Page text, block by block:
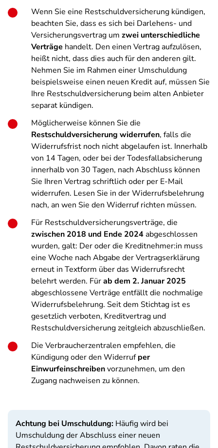
Wenn Sie eine Restschuldversicherung kündigen,
beachten Sie, dass es sich bei Darlehens- und
Versicherungsvertrag um zwei unterschiedliche
Verträge handelt. Den einen Vertrag aufzulösen,
heißt nicht, dass dies auch für den anderen gilt.
Nehmen Sie im Rahmen einer Umschuldung
beispielsweise einen neuen Kredit auf, müssen Sie
Ihre Restschuldversicherung beim alten Anbieter
separat kündigen.
Möglicherweise können Sie die
Restschuldversicherung widerrufen, falls die
Widerrufsfrist noch nicht abgelaufen ist. Innerhalb
von 14 Tagen, oder bei der Todesfallabsicherung
innerhalb von 30 Tagen, nach Abschluss können
Sie Ihren Vertrag schriftlich oder per E-Mail
widerrufen. Lesen Sie in der Widerrufsbelehrung
nach, an wen Sie den Widerruf richten müssen.
Für Restschuldversicherungsverträge, die
zwischen 2018 und Ende 2024abgeschlossen
wurden, galt: Der oder die Kreditnehmer:in muss
eine Woche nach Abgabe der Vertragserklärung
erneut in Textform über das Widerrufsrecht
belehrt werden. Fürab dem 2. Januar 2025
abgeschlossene Verträge entfällt die nochmalige
Widerrufsbelehrung. Seit dem Stichtag ist es
gesetzlich verboten, Kreditvertrag und
Restschuldversicherung zeitgleich abzuschließen.
Die Verbraucherzentralen empfehlen, die
Kündigung oder den Widerrufper
Einwurfeinschreibenvorzunehmen, um den
Zugang nachweisen zu können.
Achtung bei Umschuldung: Häufig wird bei
Umschuldung der Abschluss einer neuen